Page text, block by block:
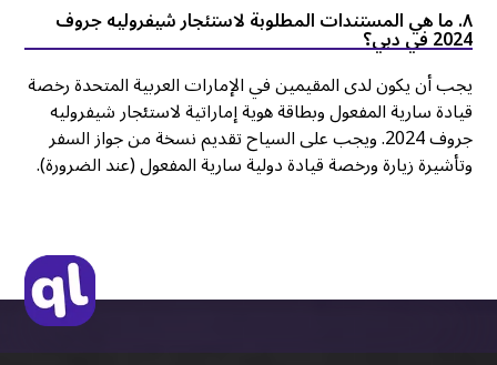
٨. ما هي المستندات المطلوبة لاستئجار شيفروليه جروف
2024 في دبي؟
يجب أن يكون لدى المقيمين في الإمارات العربية المتحدة رخصة
قيادة سارية المفعول وبطاقة هوية إماراتية لاستئجار شيفروليه
جروف 2024. ويجب على السياح تقديم نسخة من جواز السفر
وتأشيرة زيارة ورخصة قيادة دولية سارية المفعول (عند الضرورة).